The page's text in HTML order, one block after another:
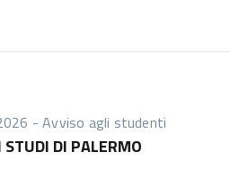
- Avviso agli studenti
DI PALERMO